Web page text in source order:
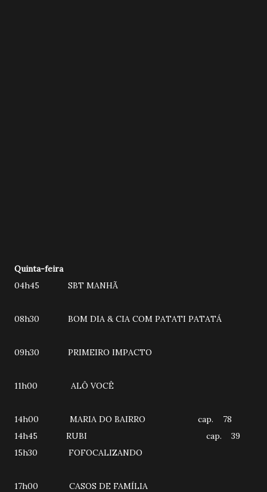
Quinta-feira
04h45 SBT MANHÃ
08h30 BOM DIA & CIA COM PATATI PATATÁ
09h30 PRIMEIRO IMPACTO
11h00 ALÔ VOCÊ
14h00 MARIA DO BAIRRO cap. 78
14h45 RUBI cap. 39
15h30 FOFOCALIZANDO
17h00 CASOS DE FAMÍLIA